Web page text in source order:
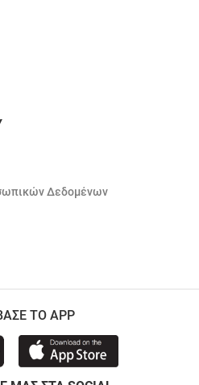
Δεδομένων
ΤΟ APP